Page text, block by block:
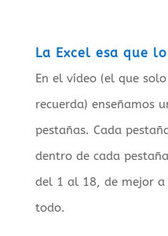
La Excel esa que
En el vídeo (el que
recuerda) enseñamos
pestañas. Cada
dentro de cada
del 1 al 18, de mejor
todo.